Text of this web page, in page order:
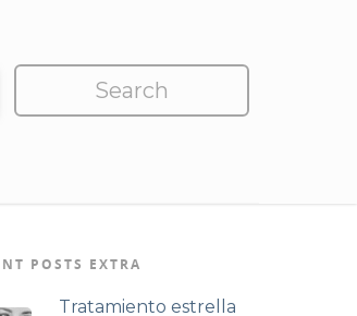
POSTS EXTRA
Tratamiento estrella